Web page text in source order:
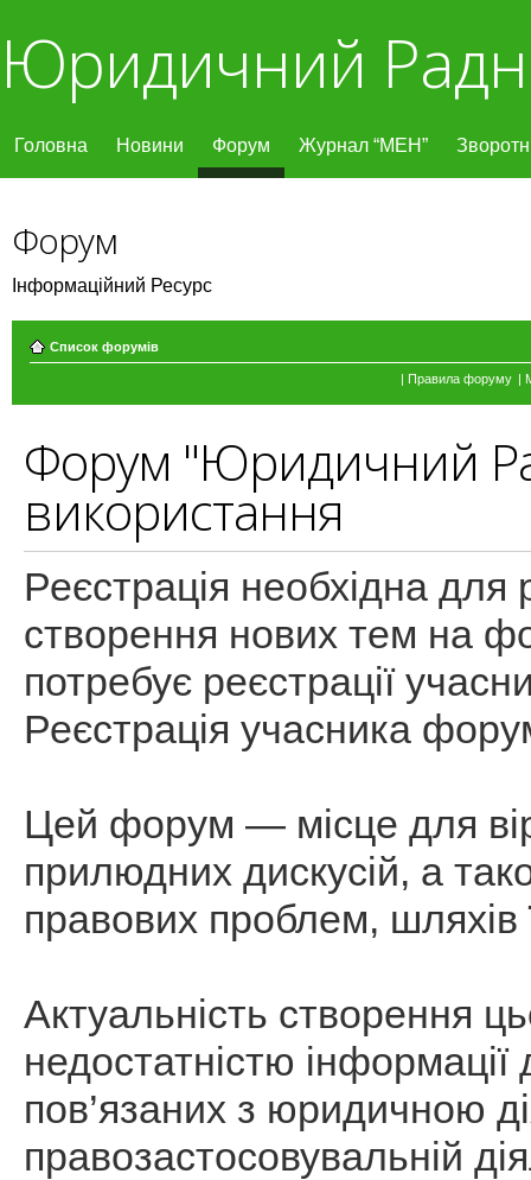
Юридичний
Головна Новини Форум Журнал “МЕН”
Форум
Інформаційний Ресурс
Список форумів
| Правила форуму |
Форум "Юридичний
використання
Реєстрація необхідна
створення нових тем на
потребує реєстрації
Реєстрація учасника
Цей форум — місце для
прилюдних дискусій, а
правових проблем, шляхів
Актуальність створення
недостатністю
пов’язаних з юридичною
правозастосовувальній